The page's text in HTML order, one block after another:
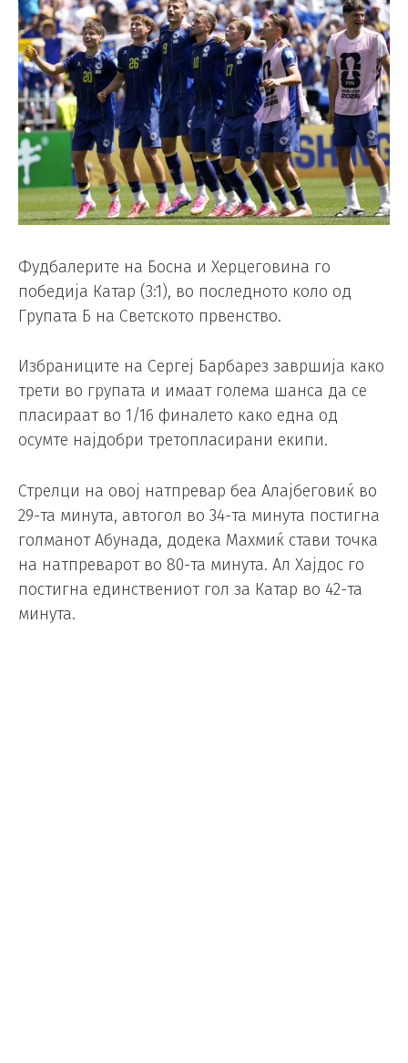
Фудбалерите на Босна и Херцеговина го
победија Катар (3:1), во последното коло од
Групата Б на Светското првенство.
Избраниците на Сергеј Барбарез завршија како
трети во групата и имаат голема шанса да се
пласираат во 1/16 финалето како една од
осумте најдобри третопласирани екипи.
Стрелци на овој натпревар беа Алајбеговиќ во
29-та минута, автогол во 34-та минута постигна
голманот Абунада, додека Махмиќ стави точка
на натпреварот во 80-та минута. Ал Хајдос го
постигна единствениот гол за Катар во 42-та
минута.